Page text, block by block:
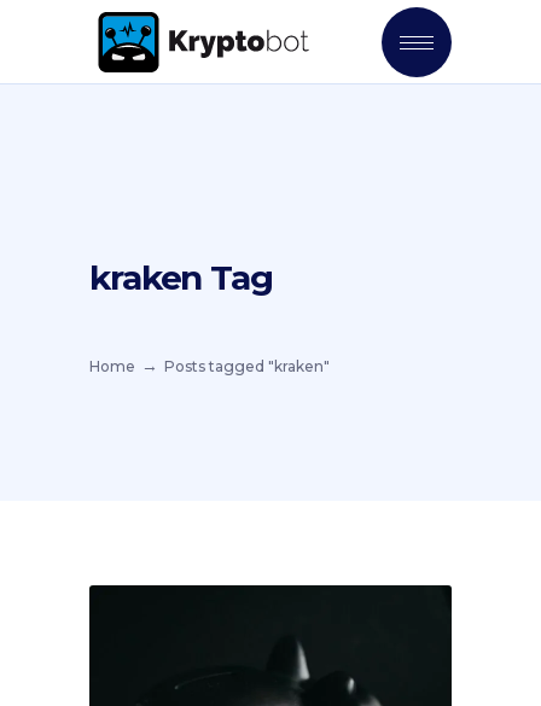
kraken Tag
Home Posts tagged "kraken"